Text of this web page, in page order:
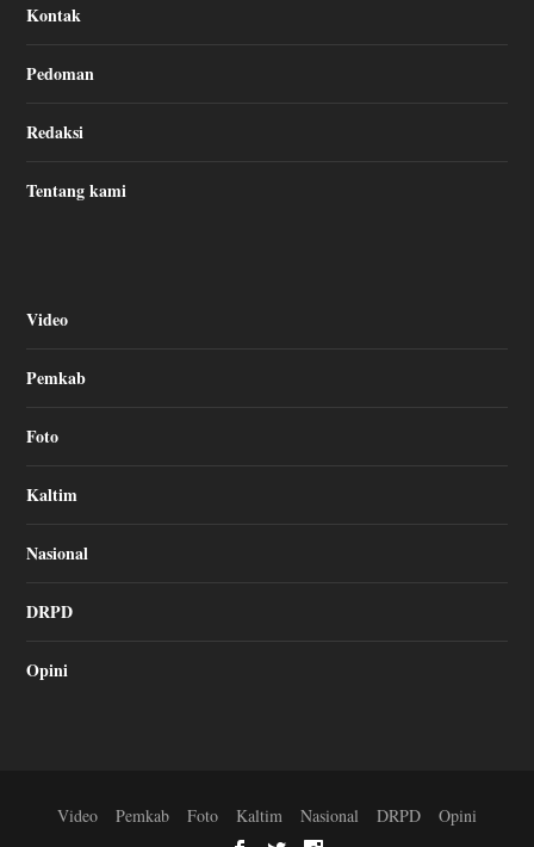
Kontak
Pedoman
Redaksi
Tentang kami
Video
Pemkab
Foto
Kaltim
Nasional
DRPD
Opini
Video Pemkab Foto Kaltim Nasional DRPD Opini